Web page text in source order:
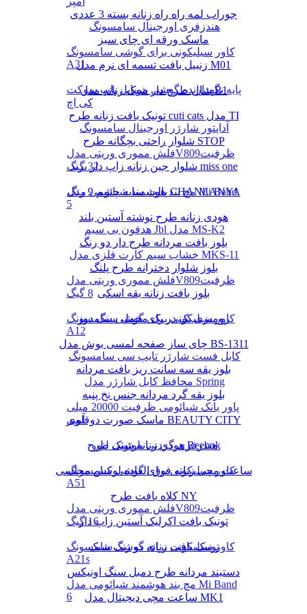
هندزفری اورجینال سامسونگ
کاور سیلیکونی برای گوشی سامسونگ
A31
پایه نگهدارنده گوشی موبایل پاپ سوکت
کی اچ
آداپتور شارژر اورجینال سامسونگ
فلش مموری وریتی مدلV809ظرفیت
32 گیگ
مچ بند هوشمند شیائومی مدل Mi Band
5
هدفون بی سیم Jbl مدل MS-K2
خشاب سیم کارت فلزی مدل MKS-11
فلش مموری وریتی مدلV809ظرفیت
8 گیگ
کاور سیلیکونی برای گوشی سامسونگ
A12
کابل فست شارژر تایپ سی سامسونگ
محافظ کابل شارژر مدل Spring
پاور بانک شیائومی ظرفیت 20000 میلی
آمپر
هندزفری گردنی بلوتوثی لنوو
کاور سیلیکونی برای گوشی سامسونگ
A51
فلش مموری وریتی مدلV809ظرفیت
16 گیگ
کاور سیلیکونی برای گوشی سامسونگ
A21s
مچ بند هوشمند شیائومی مدل Mi Band
6
جوراب لمه راه راه زنانه بسته 3 عددی
ماسک ورقه ای چای سبز
زنبیل بافت تسمه ای نرم مدل M01
شال طرح دار شیک زنانه مدل B1
تونیک بافت زنانه طرح cuti cats مدل TI
شلوار راحتی بچگانه طرح STOP
شلوار جین زنانه زاپ دار برند miss one
پالت سایه چشم 9 رنگ CHANLANYA
هودی زنانه طرح نوشته آستین بلند
بلوز بافت مردانه طرح دار دو رنگ
بلوز شلوار دخترانه طرح پلنگ
بلوز بافت زنانه یقه اسکی
رومیزی یک در یک مخمل سنگ دوز
چای ساز صفحه لمسی بوش مدل BS-1311
بلوز یقه سه سانت ریز بافت مردانه
بلوز یقه گرد مردانه جنس نخ پنبه
ماسک صورت دوقلوی BEAUTY CITY
هودی زنانه شیک طرح Reebok
ساعت مچی زنانه فوق العاده لوکس مجلسی
کلاه بافت طرح NY
تونیک بافت اکرلیک آستین زاپ دار
تونیک بافت زنانه دو رنگ شیک
دستبند مردانه طرح دمبل سنگ اونیکس
ساعت مچی دیجیتال مدل MK1